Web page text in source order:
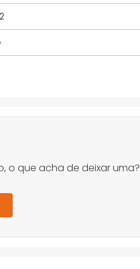
o que acha de deixar uma?